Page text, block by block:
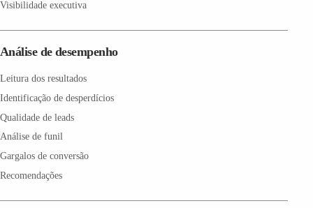
Visibilidade executiva
Análise de desempenho
Leitura dos resultados
Identificação de desperdícios
Qualidade de leads
Análise de funil
Gargalos de conversão
Recomendações